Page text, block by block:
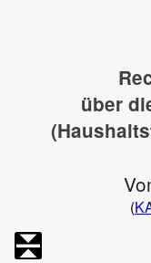
über
(